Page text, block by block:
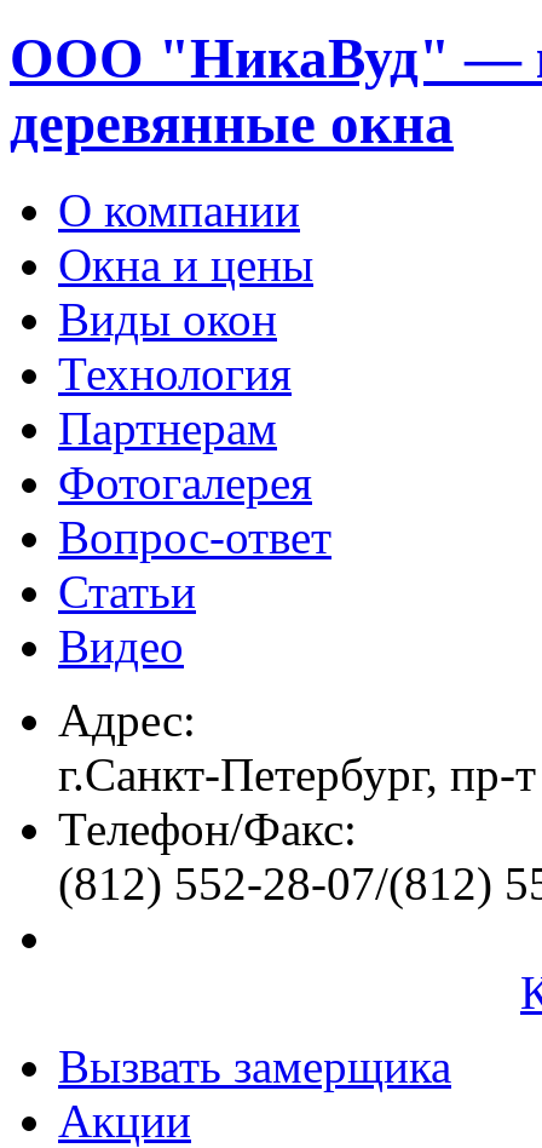
ООО "НикаВуд" —
деревянные окна
О компании
Окна и цены
Виды окон
Технология
Партнерам
Фотогалерея
Вопрос-ответ
Статьи
Видео
Адрес:
г.Санкт-Петербург, пр-
Телефон/Факс:
(812) 552-28-07/(812)
Вызвать замерщика
Акции